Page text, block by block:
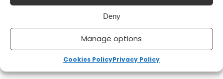
Deny
Manage options
Cookies PolicyPrivacy Policy